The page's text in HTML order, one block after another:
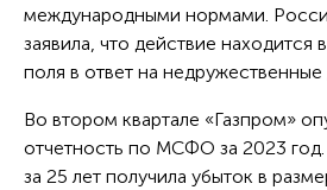
международными нормами.
заявила, что действие находится
поля в ответ на
Во втором квартале «Газпром»
отчетность по МСФО за 2023
за 25 лет получила убыток в